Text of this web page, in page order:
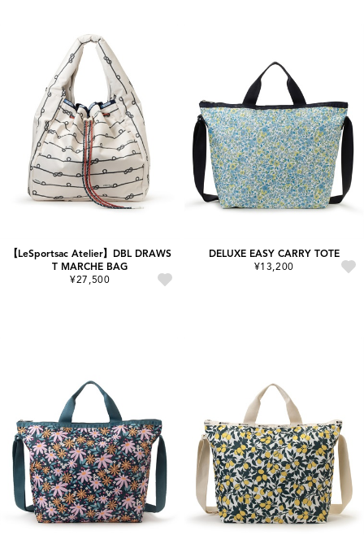
【LeSportsac Atelier】DBL DRAWS
T MARCHE BAG
¥27,500
DELUXE EASY CARRY TOTE
¥13,200